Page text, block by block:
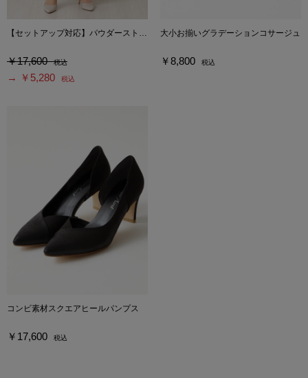
￥17,600 税込
→ ￥5,280 税込
大小お揃いグラデーションコサージュ
￥8,800 税込
コンビ素材スクエアヒールパンプス
￥17,600 税込